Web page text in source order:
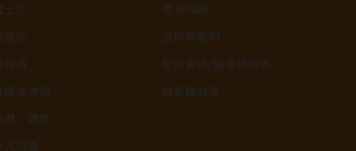
士忌
蘭地
萄酒
檳氣泡酒
酒、燒酎
式烈酒
常見問題
詢問單說明
配送資訊/退換貨說明
隱私權政策